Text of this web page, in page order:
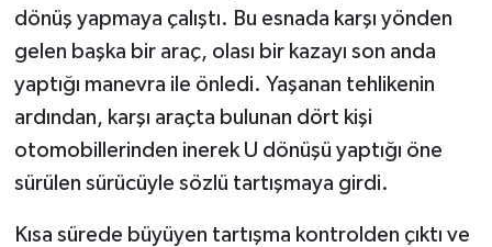
dönüş yapmaya çalıştı. Bu esnada karşı yönden
gelen başka bir araç, olası bir kazayı son anda
yaptığı manevra ile önledi. Yaşanan tehlikenin
ardından, karşı araçta bulunan dört kişi
otomobillerinden inerek U dönüşü yaptığı öne
sürülen sürücüyle sözlü tartışmaya girdi.
Kısa sürede büyüyen tartışma kontrolden çıktı ve